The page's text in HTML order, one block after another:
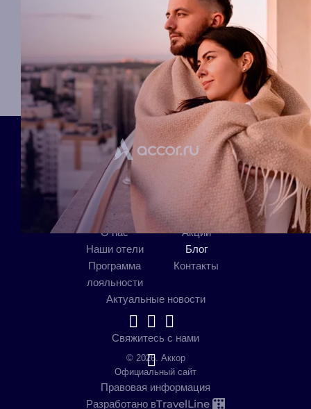
Мобильное приложение
О нас
Наши отели
Программа
лояльности
Акции
Блог
Контакты
Актуальные новости
Свяжитесь с нами
© 2026. Аккор
Официальный сайт
Правовая информация
Разработано вTravelLine